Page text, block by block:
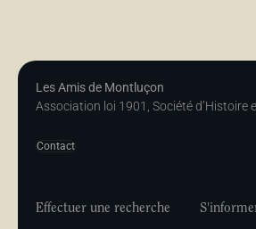
Les Amis de Montluçon
Association loi 1901, Société d’Histoire
Contact
Effectuer une recherche